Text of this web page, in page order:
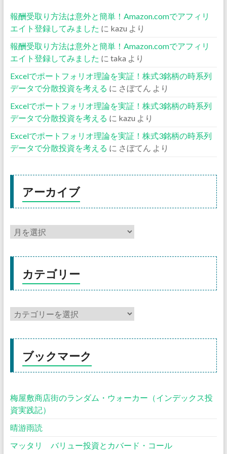
報酬受取り方法は意外と簡単！Amazon.comでアフィリ
エイト登録してみました に kazu より
報酬受取り方法は意外と簡単！Amazon.comでアフィリ
エイト登録してみました に taka より
Excelでポートフォリオ理論を実証！株式3銘柄の時系列
データで分散投資を考える に さぼてん より
Excelでポートフォリオ理論を実証！株式3銘柄の時系列
データで分散投資を考える に kazu より
Excelでポートフォリオ理論を実証！株式3銘柄の時系列
データで分散投資を考える に さぼてん より
アーカイブ
カテゴリー
ブックマーク
梅屋敷商店街のランダム・ウォーカー（インデックス投
資実践記）
晴游雨読
マッタリ バリュー投資とカバード・コール